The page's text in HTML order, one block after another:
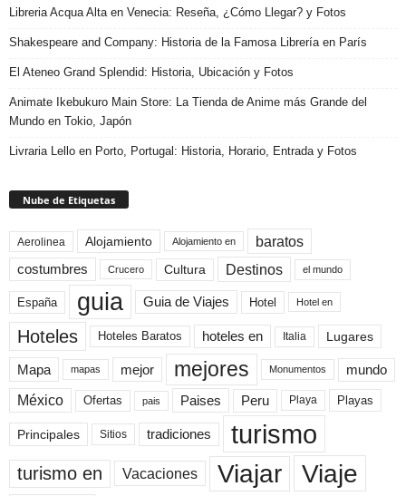
Libreria Acqua Alta en Venecia: Reseña, ¿Cómo Llegar? y Fotos
Shakespeare and Company: Historia de la Famosa Librería en París
El Ateneo Grand Splendid: Historia, Ubicación y Fotos
Animate Ikebukuro Main Store: La Tienda de Anime más Grande del
Mundo en Tokio, Japón
Livraria Lello en Porto, Portugal: Historia, Horario, Entrada y Fotos
Nube de Etiquetas
Aerolinea Alojamiento Alojamiento en baratos
costumbres Crucero Cultura Destinos el mundo
España guia Guia de Viajes Hotel Hotel en
Hoteles Hoteles Baratos hoteles en Italia Lugares
Mapa mapas mejor mejores Monumentos mundo
México Ofertas pais Paises Peru Playa Playas
Principales Sitios tradiciones turismo
turismo en Vacaciones Viajar Viaje